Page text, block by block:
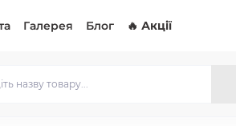
Галерея Блог 🔥 Акції